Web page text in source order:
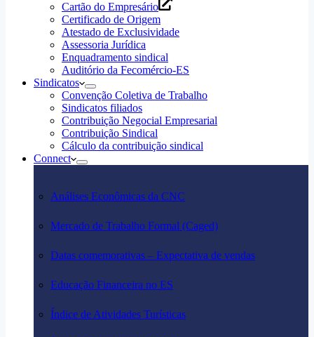
Cartão do Empresário
Certificado de Origem
Atestado de Exclusividade
Assessoria Jurídica
Enquadramento sindical
Auditório da Fecomércio-ES
Sindicatos
Convenção Coletiva de Trabalho
Sindicatos filiados
Contribuição Negocial Empresarial
Contribuição Sindical
Cálculo da contribuição sindical
Connect
Análises Econômicas da CNC
Mercado de Trabalho Formal (Caged)
Datas comemorativas – Expectativa de vendas
Educação Financeira no ES
Índice de Atividades Turísticas